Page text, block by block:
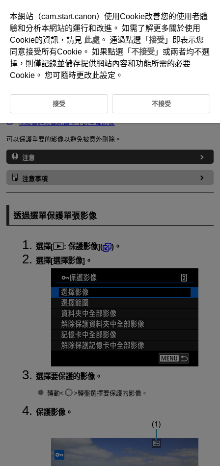
D310-142
保護影像
指定要保護的影像範圍
保護資料夾或記憶卡中的全部影像
可以保護重要的影像以避免被意外刪除。
注意
注意事項
透過選單保護單張影像
選擇[ : 保護影像](
)。
選擇[選擇影像]。
選擇要保護的影像。
轉動 轉盤選擇要保護的影像。
保護影像。
本網站（cam.start.canon）使用Cookie改善您的使用者體
驗和分析本網站的運行和改進。 如需了解更多關於使用
Cookie的資訊，請見 此處 。 通過點選「 接受 」即表示您
同意接受所有Cookie。 如果點選「 不接受 」或兩者均不選
擇，則僅記錄並儲存提供網站內容和功能所需的必要
Cookie。 您可隨時更改此設定。
接受 不接受